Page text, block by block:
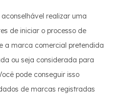
aconselhável realizar uma
de iniciar o processo de
a marca comercial pretendida
ou seja considerada para
pode conseguir isso
de marcas registradas